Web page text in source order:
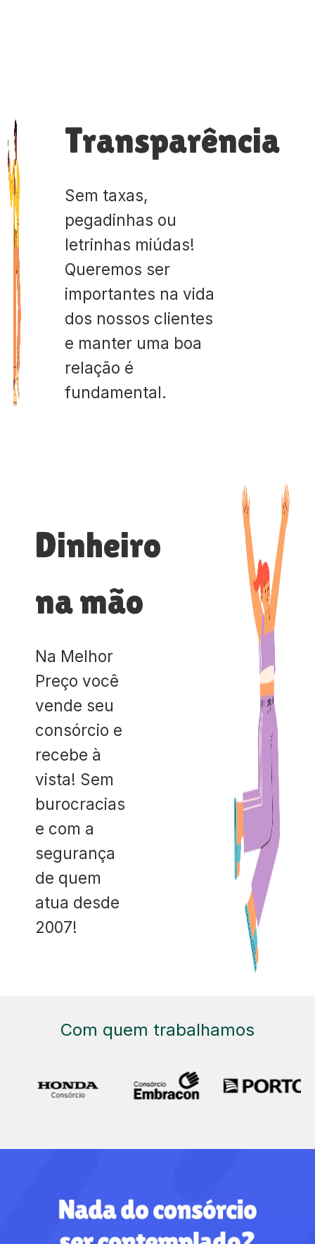
Transparência
Sem taxas,
pegadinhas ou
letrinhas miúdas!
Queremos ser
importantes na vida
dos nossos clientes
e manter uma boa
relação é
fundamental.
Dinheiro
na mão
Na Melhor
Preço você
vende seu
consórcio e
recebe à
vista! Sem
burocracias
e com a
segurança
de quem
atua desde
2007!
Com quem trabalhamos